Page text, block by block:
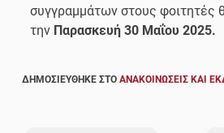
συγγραμμάτων στους φοιτητές
την Παρασκευή 30 Μαΐου 2025.
ΔΗΜΟΣΙΕΎΘΗΚΕ ΣΤΟΑΝΑΚΟΙΝΏΣΕΙΣ ΚΑΙ